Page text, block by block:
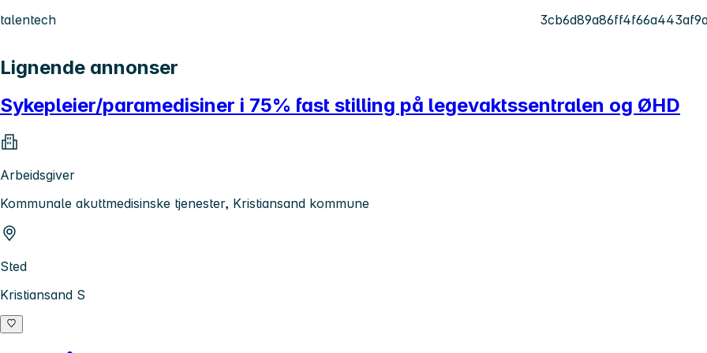
talentech
Lignende annonser
Sykepleier/paramedisiner i 75% fast stilling på legevaktssentralen og ØHD
Arbeidsgiver
Kommunale akuttmedisinske tjenester, Kristiansand kommune
Sted
Kristiansand S